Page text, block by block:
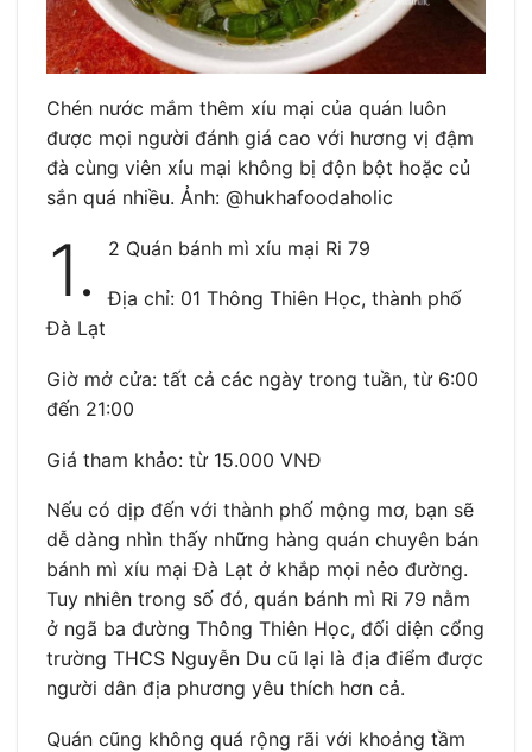
Chén nước mắm thêm xíu mại của quán luôn
được mọi người đánh giá cao với hương vị đậm
đà cùng viên xíu mại không bị độn bột hoặc củ
sắn quá nhiều. Ảnh: @hukhafoodaholic
1. 2 Quán bánh mì xíu mại Ri 79
Địa chỉ: 01 Thông Thiên Học, thành phố
Đà Lạt
Giờ mở cửa: tất cả các ngày trong tuần, từ 6:00
đến 21:00
Giá tham khảo: từ 15.000 VNĐ
Nếu có dịp đến với thành phố mộng mơ, bạn sẽ
dễ dàng nhìn thấy những hàng quán chuyên bán
bánh mì xíu mại Đà Lạt ở khắp mọi nẻo đường.
Tuy nhiên trong số đó, quán bánh mì Ri 79 nằm
ở ngã ba đường Thông Thiên Học, đối diện cổng
trường THCS Nguyễn Du cũ lại là địa điểm được
người dân địa phương yêu thích hơn cả.
Quán cũng không quá rộng rãi với khoảng tầm